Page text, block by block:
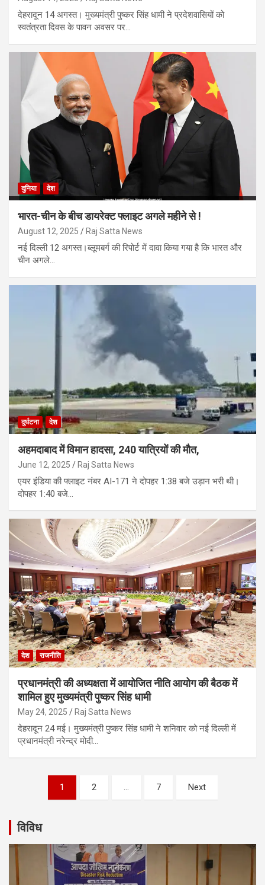
देहरादून 14 अगस्त। मुख्यमंत्री पुष्कर सिंह धामी ने प्रदेशवासियों को
स्वतंत्रता दिवस के पावन अवसर पर…
दुनिया देश
भारत-चीन के बीच डायरेक्ट फ्लाइट अगले महीने से !
August 12, 2025 Raj Satta News
नई दिल्ली 12 अगस्त।ब्लूमबर्ग की रिपोर्ट में दावा किया गया है कि भारत और
चीन अगले…
दुर्घटना देश
अहमदाबाद में विमान हादसा, 240 यात्रियों की मौत,
June 12, 2025 Raj Satta News
एयर इंडिया की फ्लाइट नंबर AI-171 ने दोपहर 1:38 बजे उड़ान भरी थी।
दोपहर 1:40 बजे…
देश राजनीति
प्रधानमंत्री की अध्यक्षता में आयोजित नीति आयोग की बैठक में
शामिल हुए मुख्यमंत्री पुष्कर सिंह धामी
May 24, 2025 Raj Satta News
देहरादून 24 मई। मुख्यमंत्री पुष्कर सिंह धामी ने शनिवार को नई दिल्ली में
प्रधानमंत्री नरेन्द्र मोदी…
navigation
1 2 … 7 Next
विविध